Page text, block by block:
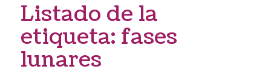
Listado de la
etiqueta: fases
lunares